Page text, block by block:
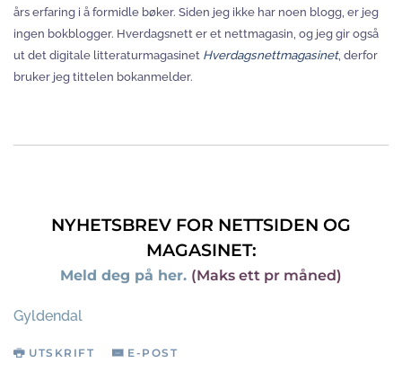
års erfaring i å formidle bøker. Siden jeg ikke har noen blogg, er jeg
ingen bokblogger. Hverdagsnett er et nettmagasin, og jeg gir også
ut det digitale litteraturmagasinet Hverdagsnettmagasinet, derfor
bruker jeg tittelen bokanmelder.
NYHETSBREV FOR NETTSIDEN OG
MAGASINET:
Meld deg på her. (Maks ett pr måned)
Gyldendal
UTSKRIFT E-POST